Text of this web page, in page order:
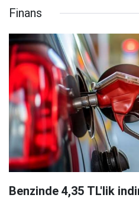
Finans
Benzinde 4,35 TL'lik